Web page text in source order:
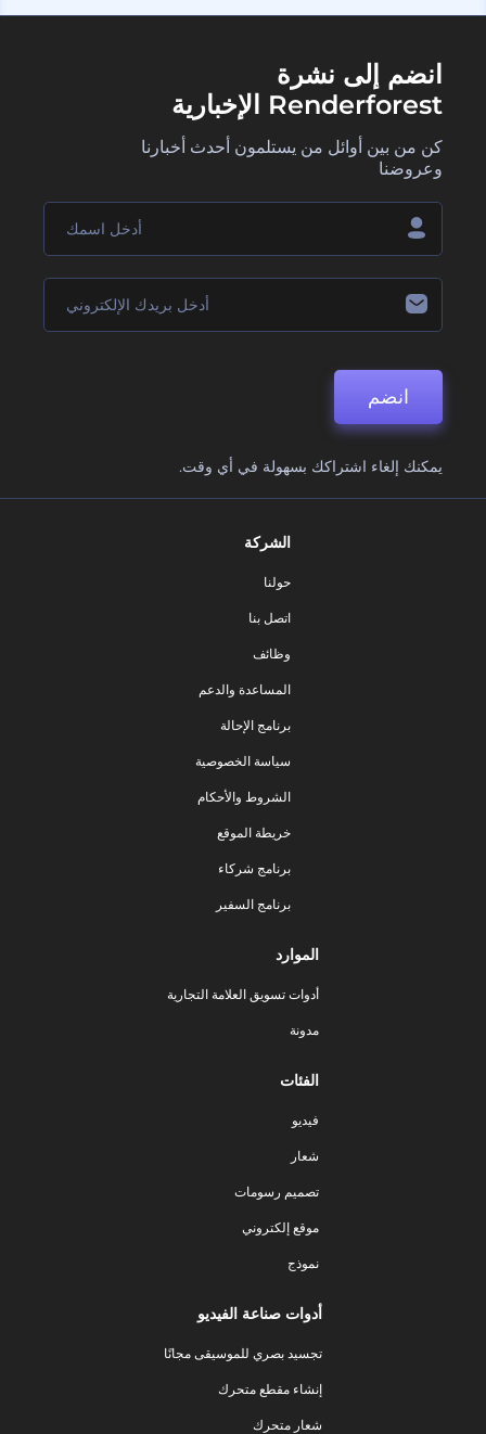
انضم إلى نشرة
Renderforest الإخبارية
كن من بين أوائل من يستلمون أحدث أخبارنا
وعروضنا
انضم
يمكنك إلغاء اشتراكك بسهولة في أي وقت.
الشركة
حولنا
اتصل بنا
وظائف
المساعدة والدعم
برنامج الإحالة
سياسة الخصوصية
الشروط والأحكام
خريطة الموقع
برنامج شركاء
برنامج السفير
الموارد
أدوات تسويق العلامة التجارية
مدونة
الفئات
فيديو
شعار
تصميم رسومات
موقع إلكتروني
نموذج
أدوات صناعة الفيديو
تجسيد بصري للموسيقى مجانًا
إنشاء مقطع متحرك
شعار متحرك